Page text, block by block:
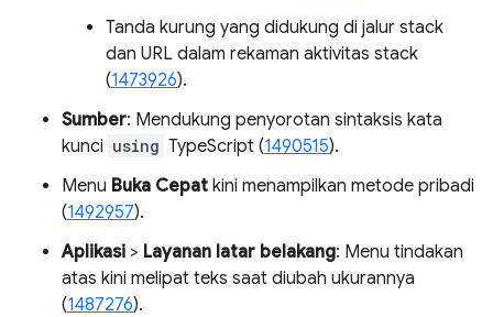
Tanda kurung yang didukung di jalur stack
dan URL dalam rekaman aktivitas stack
(1473926).
Sumber: Mendukung penyorotan sintaksis kata
kunci using TypeScript (1490515).
Menu Buka Cepat kini menampilkan metode pribadi
(1492957).
Aplikasi > Layanan latar belakang: Menu tindakan
atas kini melipat teks saat diubah ukurannya
(1487276).